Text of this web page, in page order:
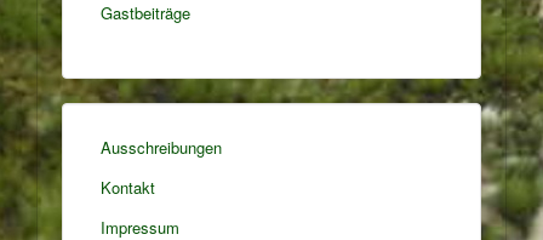
Gastbeiträge
Ausschreibungen
Kontakt
Impressum